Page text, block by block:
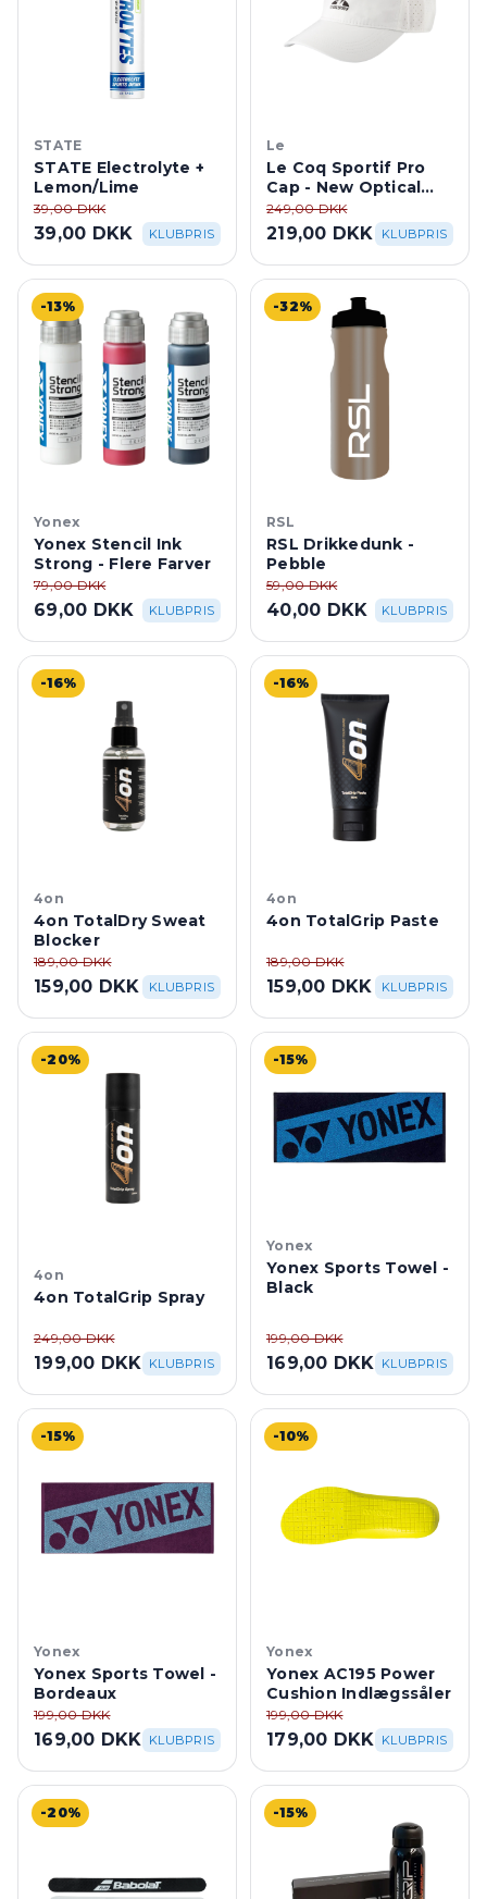
STATE
STATE Electrolyte +
Lemon/Lime
39,00 DKK
39,00 DKK KLUBPRIS
Le
Le Coq Sportif Pro
Cap - New Optical
White
249,00 DKK
219,00 DKK KLUBPRIS
-13%
Yonex
Yonex Stencil Ink
Strong - Flere Farver
79,00 DKK
69,00 DKK KLUBPRIS
-32%
RSL
RSL Drikkedunk -
Pebble
59,00 DKK
40,00 DKK KLUBPRIS
-16%
4on
4on TotalDry Sweat
Blocker
189,00 DKK
159,00 DKK KLUBPRIS
-16%
4on
4on TotalGrip Paste
189,00 DKK
159,00 DKK KLUBPRIS
-20%
4on
4on TotalGrip Spray
249,00 DKK
199,00 DKK KLUBPRIS
-15%
Yonex
Yonex Sports Towel -
Black
199,00 DKK
169,00 DKK KLUBPRIS
-15%
Yonex
Yonex Sports Towel -
Bordeaux
199,00 DKK
169,00 DKK KLUBPRIS
-10%
Yonex
Yonex AC195 Power
Cushion Indlægssåler
199,00 DKK
179,00 DKK KLUBPRIS
-20% -15%